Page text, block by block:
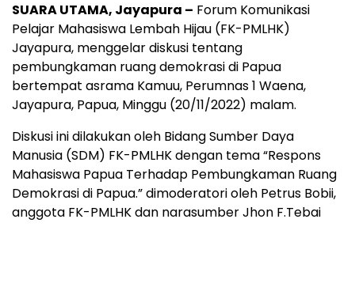
SUARA UTAMA, Jayapura – Forum Komunikasi
Pelajar Mahasiswa Lembah Hijau (FK-PMLHK)
Jayapura, menggelar diskusi tentang
pembungkaman ruang demokrasi di Papua
bertempat asrama Kamuu, Perumnas 1 Waena,
Jayapura, Papua, Minggu (20/11/2022) malam.
Diskusi ini dilakukan oleh Bidang Sumber Daya
Manusia (SDM) FK-PMLHK dengan tema “Respons
Mahasiswa Papua Terhadap Pembungkaman Ruang
Demokrasi di Papua.” dimoderatori oleh Petrus Bobii,
anggota FK-PMLHK dan narasumber Jhon F.Tebai